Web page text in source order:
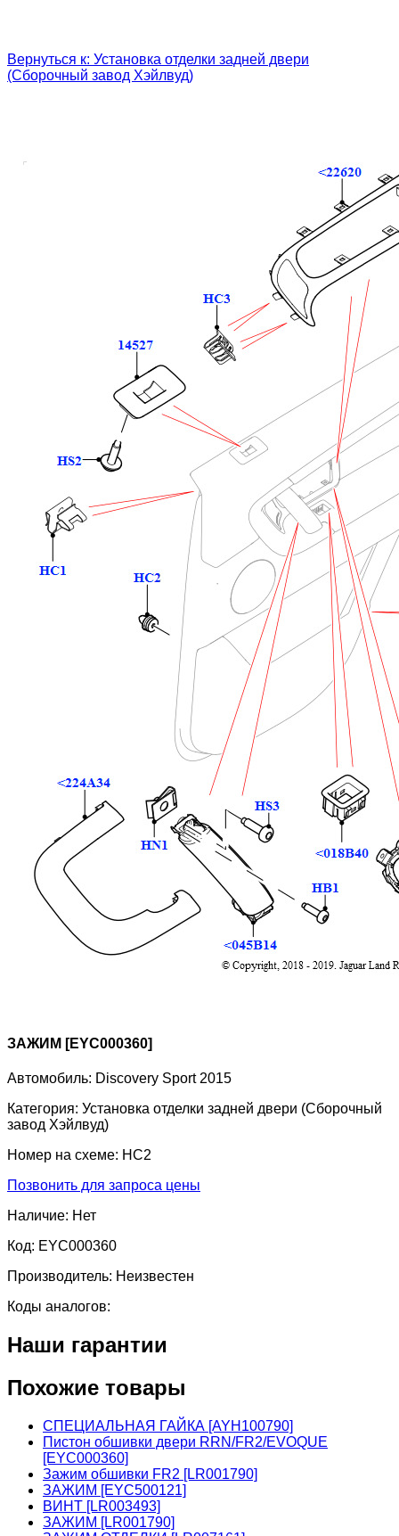
Вернуться к: Установка отделки задней двери
(Сборочный завод Хэйлвуд)
ЗАЖИМ [EYC000360]
Автомобиль: Discovery Sport 2015
Категория: Установка отделки задней двери (Сборочный
завод Хэйлвуд)
Номер на схеме: HC2
Позвонить для запроса цены
Наличие: Нет
Код: EYC000360
Производитель: Неизвестен
Коды аналогов:
Наши гарантии
Похожие товары
СПЕЦИАЛЬНАЯ ГАЙКА [AYH100790]
Пистон обшивки двери RRN/FR2/EVOQUE
[EYC000360]
Зажим обшивки FR2 [LR001790]
ЗАЖИМ [EYC500121]
ВИНТ [LR003493]
ЗАЖИМ [LR001790]